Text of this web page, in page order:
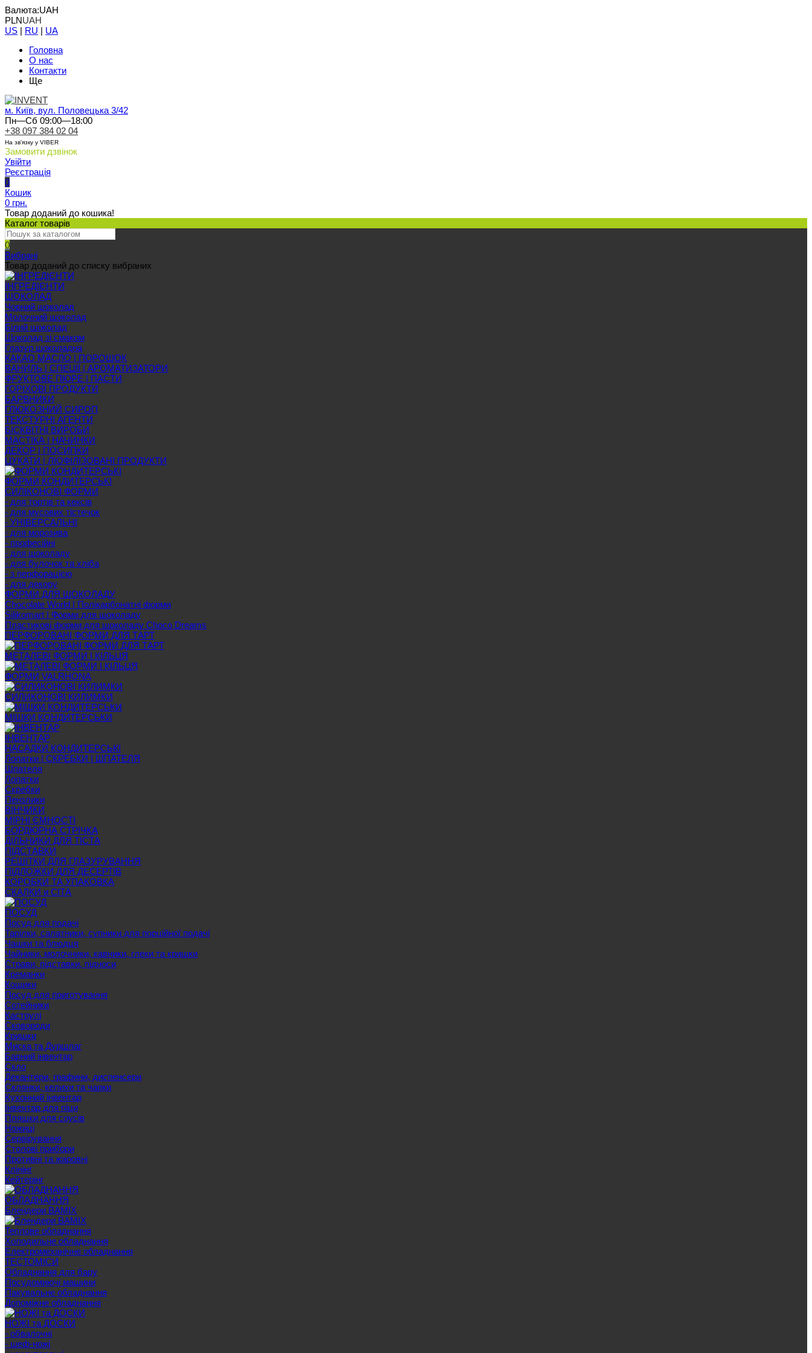
Валюта:UAH
PLNUAH
US | RU | UA
Головна
О нас
Контакти
Ще
м. Київ, вул. Половецька 3/42
Пн—Сб 09:00—18:00
+38 097 384 02 04
На зв'язку у VIBER
Замовити дзвінок
Увійти
Реєстрація
0
Кошик
0 грн.
Товар доданий до кошика!
Каталог товарів
0
Вибрані
Товар доданий до списку вибраних
ІНГРЕДІЄНТИ
ШОКОЛАД
Чорний шоколад
Молочний шоколад
Білий шоколад
Шоколад зі смаком
Глазур шоколадна
КАКАО МАСЛО | ПОРОШОК
ВАНИЛЬ | СПЕЦІЇ | АРОМАТИЗАТОРИ
ФРУКТОВЕ ПЮРЕ | ПАСТИ
ГОРІХОВІ ПРОДУКТИ
БАРВНИКИ
ГЛЮКОЗНИЙ СИРОП
ТЕКСТУРНІ АГЕНТИ
БІСКВІТНІ ВИРОБИ
МАСТІКА | НАЧИНКИ
ДЕКОР | ПОСИПКИ
ЦУКАТИ | ЛІОФІЛІЗОВАНІ ПРОДУКТИ
ФОРМИ КОНДИТЕРСЬКІ
СИЛІКОНОВІ ФОРМИ
- для тортів та кексів
- для мусових тістечок
- УНІВЕРСАЛЬНІ
- для морозива
- професійні
- для шоколаду
- для булочок та хліба
- з перфорацією
- для декору
ФОРМИ ДЛЯ ШОКОЛАДУ
Chocolate World | Полікарбонатні форми
Silikomart | Форми для шоколаду
Пластикові форми для шоколаду Choco Dreams
ПЕРФОРОВАНІ ФОРМИ ДЛЯ ТАРТ
МЕТАЛЕВІ ФОРМИ І КІЛЬЦЯ
ФОРМИ VALRHONA
СИЛИКОНОВІ КИЛИМКИ
МІШКИ КОНДИТЕРСЬКИ
ІНВЕНТАР
НАСАДКИ КОНДИТЕРСЬКІ
Лопатки | СКРЕБКИ | ШПАТЕЛЯ
Шпателя
Лопатки
Скребки
Пензлики
ВІНЧИКИ
МІРНІ ЄМНОСТІ
БОРДЮРНА СТРІЧКА
ДІЛЬНИКИ ДЛЯ ТІСТА
ПІДСТАВКИ
РЕШІТКИ ДЛЯ ГЛАЗУРУВАННЯ
ПІДЛОЖКИ ДЛЯ ДЕСЕРТІВ
КОРОБКИ ТА УПАКОВКА
СКАЛКИ и СІТА
ПОСУД
Посуд для подачі
Тарілки, салатники, супники для порційної подачі
Чашки та блюдця
Чайники, молочники, кавники, глеки та кришки
Страви, підставки, підноси
Креманки
Кошики
Посуд для приготування
Сотейники
Каструлі
Сковороди
Кришки
Миска та Дуршлаг
Барний інвентар
Скло
Декантери, графини, диспенсери
Склянки, келихи та чарки
Кухонний інвентар
Інвентар для піци
Пляшки для соусів
Ножиці
Сервірування
Cтолові прибори
Противні та жаровні
Клінінг
Кейтерінг
ОБЛАДНАННЯ
Блендери BAMIX
Теплове обладнання
Холодильне обладнання
Електромеханічне обладнання
ТЕСТОМІСИ
Обладнання для бару
Посудомиючі машини
Пакувальне обладнання
Допоміжне обладнання
НОЖІ та ДОСКИ
- обвалочні
- шеф-ножі